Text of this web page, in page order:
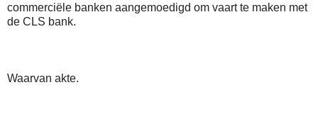
commerciële banken aangemoedigd om vaart te maken met
de CLS bank.
Waarvan akte.